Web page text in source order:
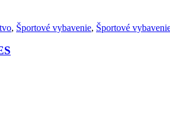
, Športové vybavenie, Športové